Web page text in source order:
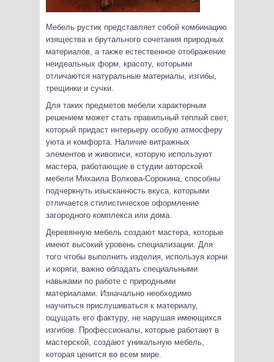
Мебель рустик представляет собой комбинацию
изящества и брутального сочетания природных
материалов, а также естественное отображение
неидеальных форм, красоту, которыми
отличаются натуральные материалы, изгибы,
трещинки и сучки.
Для таких предметов мебели характерным
решением может стать правильный теплый свет,
который придаст интерьеру особую атмосферу
уюта и комфорта. Наличие витражных
элементов и живописи, которую используют
мастера, работающие в студии авторской
мебели Михаила Волкова-Сорокина, способны
подчеркнуть изысканность вкуса, которыми
отличается стилистическое оформление
загородного комплекса или дома.
Деревянную мебель создают мастера, которые
имеют высокий уровень специализации. Для
того чтобы выполнить изделия, используя корни
и коряги, важно обладать специальными
навыками по работе с природными
материалами. Изначально необходимо
научиться прислушиваться к материалу,
ощущать его фактуру, не нарушая имеющихся
изгибов. Профессионалы, которые работают в
мастерской, создают уникальную мебель,
которая ценится во всем мире.